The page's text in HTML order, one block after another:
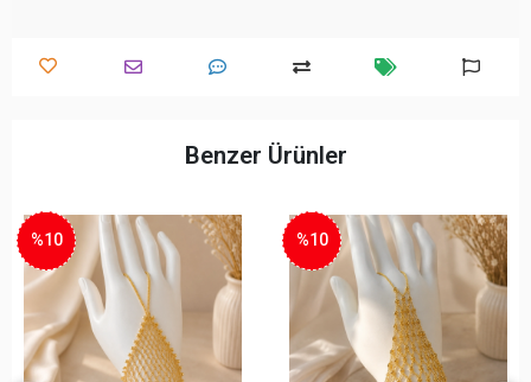
Benzer Ürünler
%10 %10